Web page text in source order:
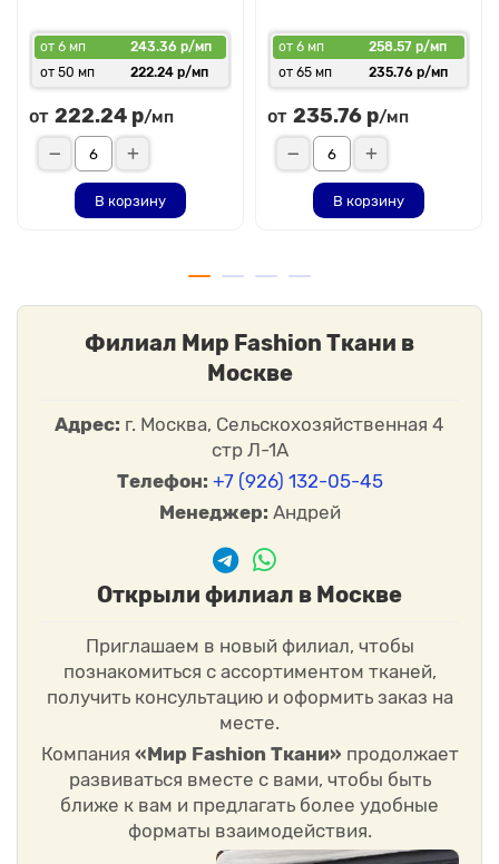
большой выбор пальтовых тканей для различных
потребностей и бюджетов. Купить можно оптом и в
розницу по низким ценам. Отпускаются полотна рулонам
и внарезку.
от 6 мп
243.36 р/мп
от 50 мп
222.24 р/мп
от 222.24 р/мп
В корзину
от 6 мп
258.57 р/мп
от 65 мп
235.76 р/мп
от 235.76 р/мп
В корзину
Филиал Мир Fashion Ткани в
Москве
Адрес: г. Москва, Сельскохозяйственная 4
стр Л-1А
Телефон: +7 (926) 132-05-45
Менеджер: Андрей
Открыли филиал в Москве
Приглашаем в новый филиал, чтобы
познакомиться с ассортиментом тканей,
получить консультацию и оформить заказ на
месте.
Компания «Мир Fashion Ткани» продолжает
развиваться вместе с вами, чтобы быть
ближе к вам и предлагать более удобные
форматы взаимодействия.